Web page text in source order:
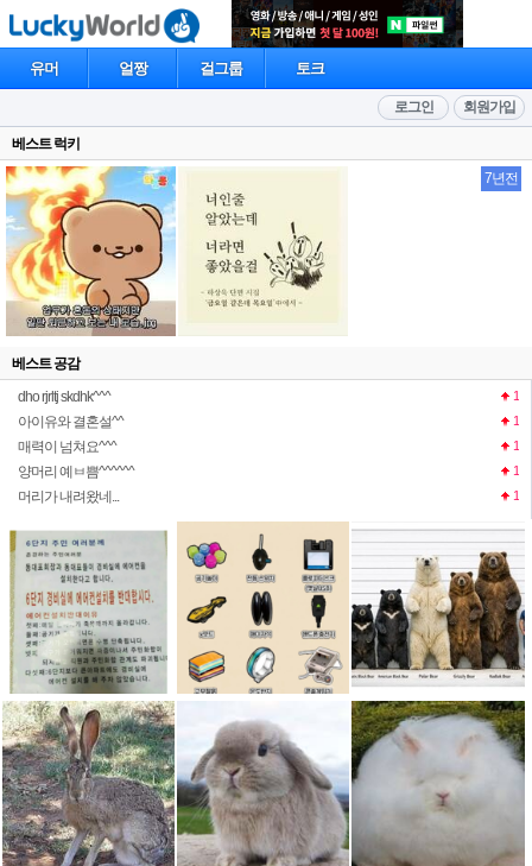
유머 얼짱 걸그룹 토크
회원가입
로그인
베스트 럭키
7년전
베스트 공감
dho rjrltj skdhk^^^
1
아이유와 결혼설^^ 1
매력이 넘쳐요^^^ 1
양머리 예ㅂ쁨^^^^^^ 1
머리가 내려왔네... 1